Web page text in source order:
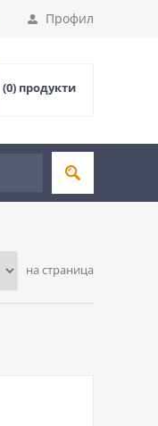
Профил
(0) продукти
на страница